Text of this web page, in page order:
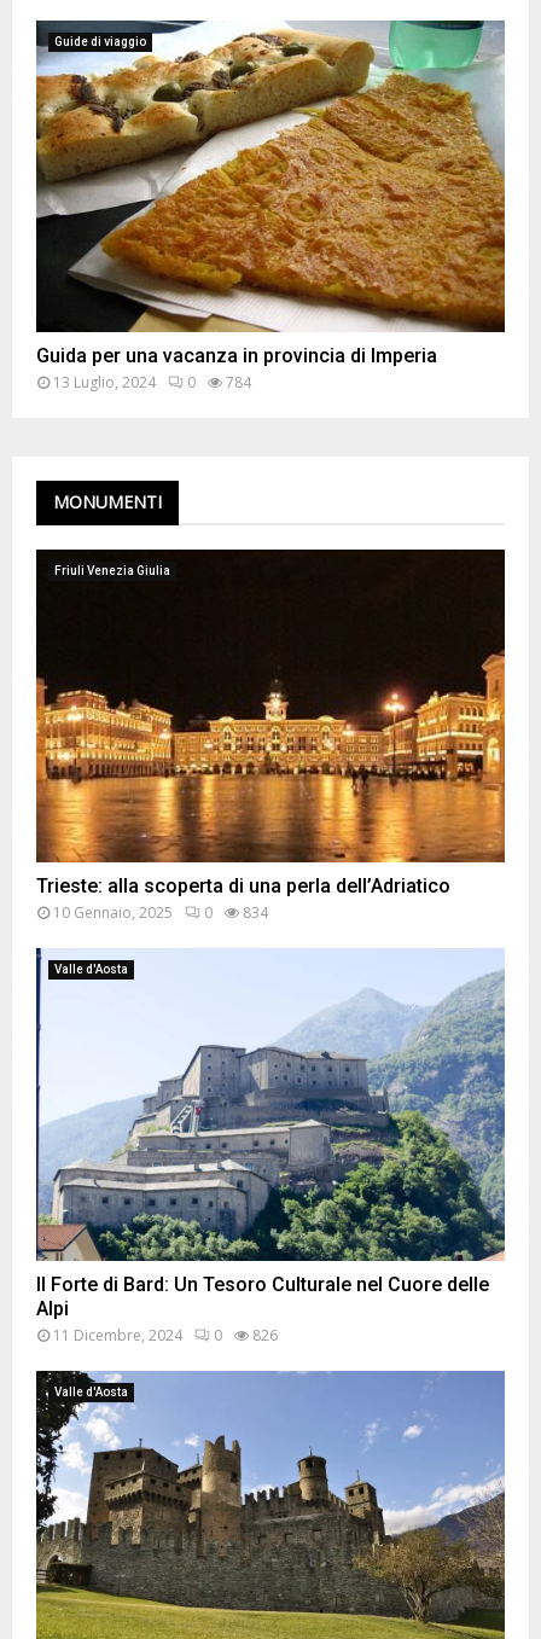
Guide di viaggio
Guida per una vacanza in provincia di Imperia
13 Luglio, 2024 0 784
MONUMENTI
Friuli Venezia Giulia
Trieste: alla scoperta di una perla dell’Adriatico
10 Gennaio, 2025 0 834
Valle d'Aosta
Il Forte di Bard: Un Tesoro Culturale nel Cuore delle
Alpi
11 Dicembre, 2024 0 826
Valle d'Aosta